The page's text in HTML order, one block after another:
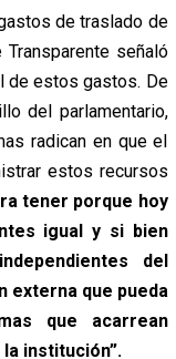
de traslado de
señaló
de estos gastos. De
del parlamentario,
radican en que el
estos recursos
tener porque hoy
igual y si bien
del
externa que pueda
que acarrean
institución”.